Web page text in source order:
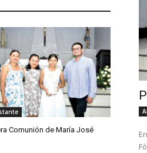
Comunión de María José